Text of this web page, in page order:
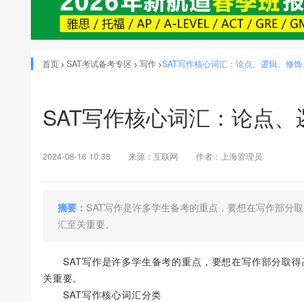
首页 > SAT考试备考专区 > 写作 >SAT写作核心词汇：论点、逻辑、修
SAT写作核心词汇：论点
2024-08-16 10:38 来源：互联网 作者：上海管理员
摘要： SAT写作是许多学生备考的重点，要想在写作部分
汇至关重要。
SAT写作是许多学生备考的重点，要想在写作部分取得
关重要。
SAT写作核心词汇分类